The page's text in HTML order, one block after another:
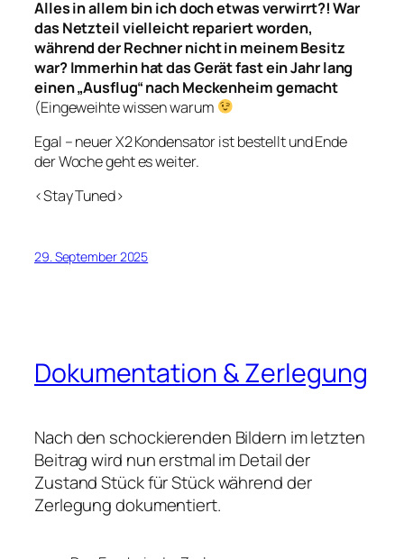
Alles in allem bin ich doch etwas verwirrt?! War
das Netzteil vielleicht repariert worden,
während der Rechner nicht in meinem Besitz
war? Immerhin hat das Gerät fast ein Jahr lang
einen „Ausflug“ nach Meckenheim gemacht
(Eingeweihte wissen warum
Egal – neuer X2 Kondensator ist bestellt und Ende
der Woche geht es weiter.
<Stay Tuned>
29. September 2025
Dokumentation & Zerlegung
Nach den schockierenden Bildern im letzten
Beitrag wird nun erstmal im Detail der
Zustand Stück für Stück während der
Zerlegung dokumentiert.